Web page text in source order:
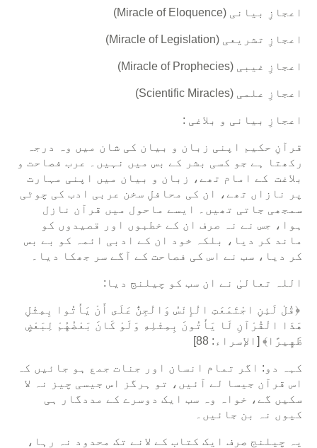
اعجازِ بیانی (Miracle of Eloquence)
اعجازِ تشریعی (Miracle of Legislation)
اعجازِ غیبی (Miracle of Prophecies)
اعجازِ علمی (Scientific Miracles)
اعجازِ بیانی و بلاغی :
قرآنِ حکیم اپنی زبان و بیان کی شان میں وہ درجہ
رکھتا ہے جو کسی بشر کے بس میں نہیں۔ عرب فصاحت و
بلاغت کے امام تھے، زبان و بیان میں اپنی مہارت
پر نازاں تھے، ان کی محافلِ سخن عربی ادب کی چوٹی
سمجھی جاتی تھیں۔ ایسے ماحول میں قرآن نازل
ہوا، جس نے نہ صرف ان کے خطبوں اور قصیدوں کو
ماند کر دیا، بلکہ خود ان کے ادبی ائمہ کو بے بس
کر دیا، سب نے اس کی فصاحت کے آگے سر جھکا دیا۔
اللہ تعالیٰ نے ان سب کو چیلنج دیا:
﴿قُلْ لَئِنِ اجْتَمَعَتِ الْإِنْسُ وَالْجِنُّ عَلَى أَنْ يَأْتُوا بِمِثْلِ
هَذَا الْقُرْآنِ لَا يَأْتُونَ بِمِثْلِهِ وَلَوْ كَانَ بَعْضُهُمْ لِبَعْضٍ
ظَهِيرًا﴾ [الإسراء: 88]
کہہ دو: اگر تمام انسان اور جنات جمع ہو جائیں کہ
اس قرآن جیسا لے آئیں، تو ہرگز اس جیسی چیز نہ لا
سکیں گے، خواہ وہ سب ایک دوسرے کے مددگار ہی
کیوں نہ بن جائیں۔
یہ چیلنج صرف ایک کتاب کے لانے تک محدود نہ رہا،